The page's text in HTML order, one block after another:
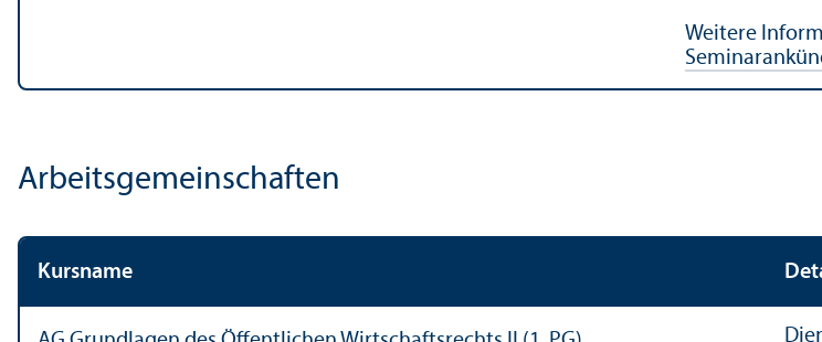
Weitere
Arbeits­gemeinschaften
Kursname